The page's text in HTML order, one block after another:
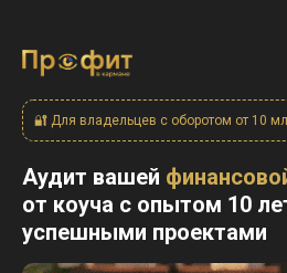
🔐 Для владельцев с оборотом от 10
Аудит вашей
от коуча с опытом 10
успешными проектами